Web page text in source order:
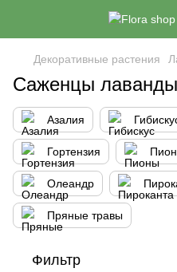
Декоративные растения
Саженцы лаванды
Азалия
Гортензия
Олеандр
Пряные травы
Фильтр